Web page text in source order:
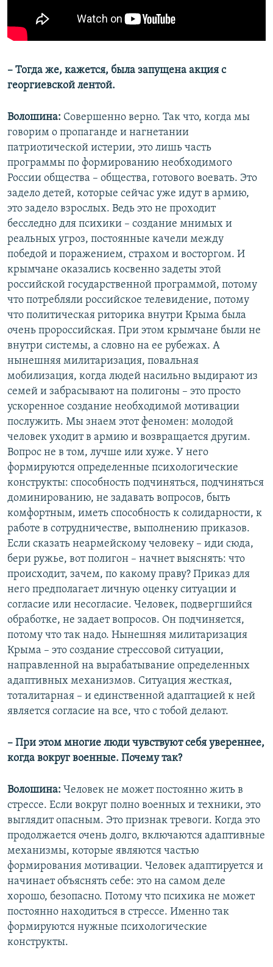
– Тогда же, кажется, была запущена акция с
георгиевской лентой.
Волошина: Совершенно верно. Так что, когда мы
говорим о пропаганде и нагнетании
патриотической истерии, это лишь часть
программы по формированию необходимого
России общества – общества, готового воевать. Это
задело детей, которые сейчас уже идут в армию,
это задело взрослых. Ведь это не проходит
бесследно для психики – создание мнимых и
реальных угроз, постоянные качели между
победой и поражением, страхом и восторгом. И
крымчане оказались косвенно задеты этой
российской государственной программой, потому
что потребляли российское телевидение, потому
что политическая риторика внутри Крыма была
очень пророссийская. При этом крымчане были не
внутри системы, а словно на ее рубежах. А
нынешняя милитаризация, повальная
мобилизация, когда людей насильно выдирают из
семей и забрасывают на полигоны – это просто
ускоренное создание необходимой мотивации
послужить. Мы знаем этот феномен: молодой
человек уходит в армию и возвращается другим.
Вопрос не в том, лучше или хуже. У него
формируются определенные психологические
конструкты: способность подчиняться, подчиняться
доминированию, не задавать вопросов, быть
комфортным, иметь способность к солидарности, к
работе в сотрудничестве, выполнению приказов.
Если сказать неармейскому человеку – иди сюда,
бери ружье, вот полигон – начнет выяснять: что
происходит, зачем, по какому праву? Приказ для
него предполагает личную оценку ситуации и
согласие или несогласие. Человек, подвергшийся
обработке, не задает вопросов. Он подчиняется,
потому что так надо. Нынешняя милитаризация
Крыма – это создание стрессовой ситуации,
направленной на вырабатывание определенных
адаптивных механизмов. Ситуация жесткая,
тоталитарная – и единственной адаптацией к ней
является согласие на все, что с тобой делают.
– При этом многие люди чувствуют себя увереннее,
когда вокруг военные. Почему так?
Волошина: Человек не может постоянно жить в
стрессе. Если вокруг полно военных и техники, это
выглядит опасным. Это признак тревоги. Когда это
продолжается очень долго, включаются адаптивные
механизмы, которые являются частью
формирования мотивации. Человек адаптируется и
начинает объяснять себе: это на самом деле
хорошо, безопасно. Потому что психика не может
постоянно находиться в стрессе. Именно так
формируются нужные психологические
конструкты.